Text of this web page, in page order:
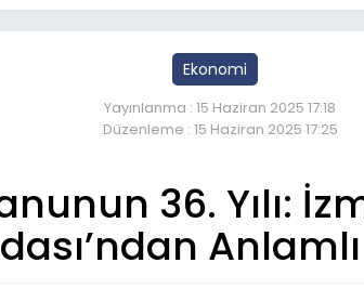
Ekonomi
Yayınlanma : 15 Haziran 2025 17:18
Düzenleme : 15 Haziran 2025 17:25
36. Yılı: